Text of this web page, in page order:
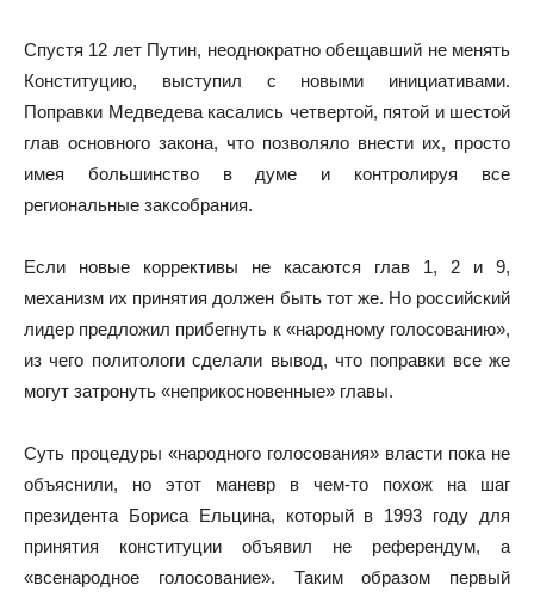
Спустя 12 лет Путин, неоднократно обещавший не менять
Конституцию, выступил с новыми инициативами.
Поправки Медведева касались четвертой, пятой и шестой
глав основного закона, что позволяло внести их, просто
имея большинство в думе и контролируя все
региональные заксобрания.
Если новые коррективы не касаются глав 1, 2 и 9,
механизм их принятия должен быть тот же. Но российский
лидер предложил прибегнуть к «народному голосованию»,
из чего политологи сделали вывод, что поправки все же
могут затронуть «неприкосновенные» главы.
Суть процедуры «народного голосования» власти пока не
объяснили, но этот маневр в чем-то похож на шаг
президента Бориса Ельцина, который в 1993 году для
принятия конституции объявил не референдум, а
«всенародное голосование». Таким образом первый